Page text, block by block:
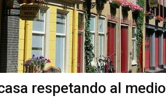
respetando al medio